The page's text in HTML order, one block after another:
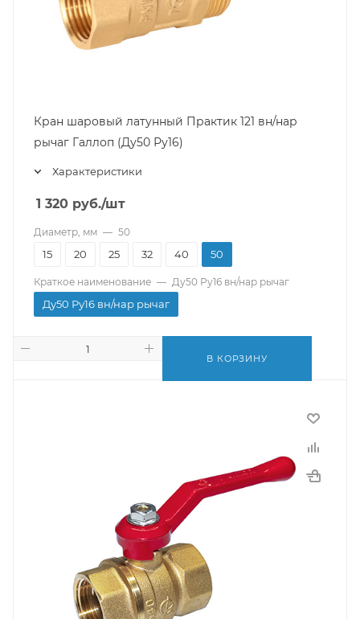
Кран шаровый латунный Практик 121 вн/нар
рычаг Галлоп (Ду50 Ру16)
Характеристики
1 320 руб./шт
Диаметр, мм — 50
15 20 25 32 40 50
Краткое наименование — Ду50 Ру16 вн/нар рычаг
Ду50 Ру16 вн/нар рычаг
В КОРЗИНУ